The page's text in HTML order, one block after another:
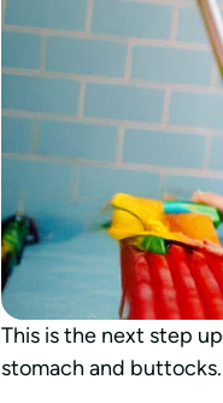
This is the next step
stomach and